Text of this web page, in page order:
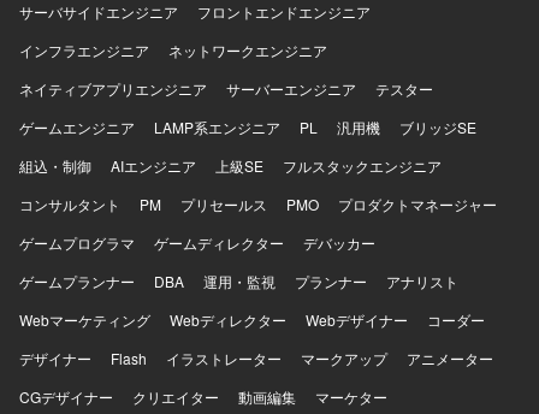
がら、チームの技術力向上や開発プロセス改善に直接影響
を与えられるポジションです。 【開発環境】 開発言語は
用します。 既存Webアプリケーションは
PHP5.6（CakePHP2、FuelPHP1.8）で構築されています。
データベースはMySQL5.7系を使用します。 インフラは
AWSおよびDockerを利用します。 バージョン管理はGitお
ます。 ローカル開発環境はDockerおよびDocker Compose
を利用します。 統合開発環境はVisual Studio Codeを使用し
サーバサイドエンジニア
フロントエンドエンジニア
インフラエンジニア
ネットワークエンジニア
ネイティブアプリエンジニア
サーバーエンジニア
テスター
ゲームエンジニア
LAMP系エンジニア PL 汎用機
ブリッジSE
組込・制御
AIエンジニア 上級SE
フルスタックエンジニア
コンサルタント
PM プリセールス PMO
プロダクトマネージャー
ゲームプログラマ
ゲームディレクター
デバッカー
ゲームプランナー
DBA 運用・監視 プランナー
アナリスト
Webマーケティング
Webディレクター Webデザイナー
コーダー
デザイナー
Flash イラストレーター マークアップ
アニメーター
CGデザイナー
クリエイター 動画編集
マーケター